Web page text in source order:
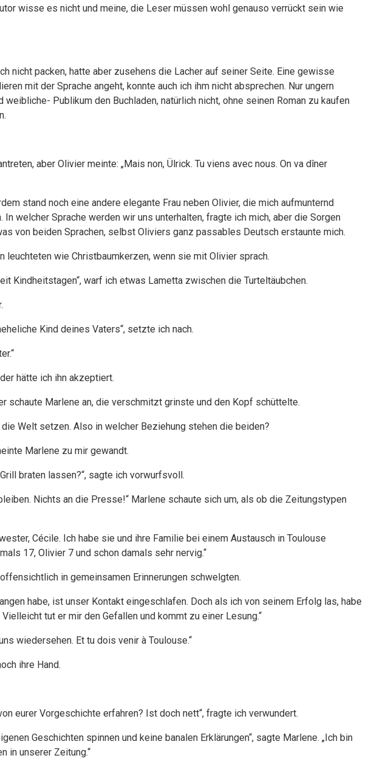
wisse es nicht und meine, die Leser müssen wohl genauso verrückt sein wie
nicht packen, hatte aber zusehens die Lacher auf seiner Seite. Eine gewisse
mit der Sprache angeht, konnte auch ich ihm nicht absprechen. Nur ungern
Publikum den Buchladen, natürlich nicht, ohne seinen Roman zu kaufen
aber Olivier meinte: „Mais non, Ülrick. Tu viens avec nous. On va dîner
stand noch eine andere elegante Frau neben Olivier, die mich aufmunternd
In welcher Sprache werden wir uns unterhalten, fragte ich mich, aber die Sorgen
von beiden Sprachen, selbst Oliviers ganz passables Deutsch erstaunte mich.
leuchteten wie Christbaumkerzen, wenn sie mit Olivier sprach.
Kindheitstagen“, warf ich etwas Lametta zwischen die Turteltäubchen.
Kind deines Vaters“, setzte ich nach.
hätte ich ihn akzeptiert.
schaute Marlene an, die verschmitzt grinste und den Kopf schüttelte.
Welt setzen. Also in welcher Beziehung stehen die beiden?
Marlene zu mir gewandt.
braten lassen?“, sagte ich vorwurfsvoll.
Nichts an die Presse!“ Marlene schaute sich um, als ob die Zeitungstypen
Cécile. Ich habe sie und ihre Familie bei einem Austausch in Toulouse
17, Olivier 7 und schon damals sehr nervig.“
in gemeinsamen Erinnerungen schwelgten.
habe, ist unser Kontakt eingeschlafen. Doch als ich von seinem Erfolg las, habe
tut er mir den Gefallen und kommt zu einer Lesung.“
wiedersehen. Et tu dois venir à Toulouse.“
ihre Hand.
eurer Vorgeschichte erfahren? Ist doch nett“, fragte ich verwundert.
Geschichten spinnen und keine banalen Erklärungen“, sagte Marlene. „Ich bin
in unserer Zeitung.“